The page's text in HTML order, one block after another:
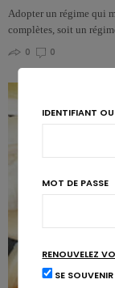
Adopter un régime qui
complètes, soit un
0
0
IDENTIFIANT
MOT DE PASSE
RENOUVELEZ
SE